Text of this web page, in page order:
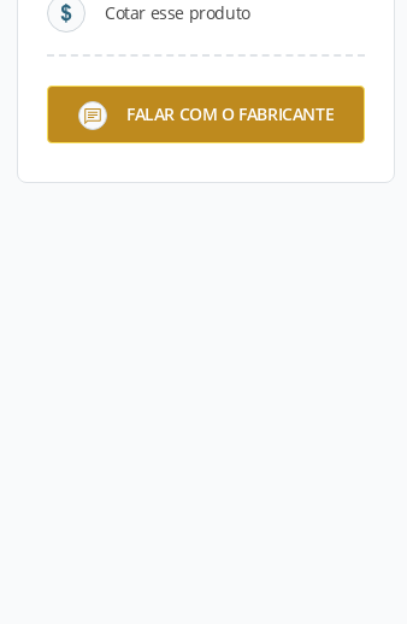
Cotar esse produto
FALAR COM O FABRICANTE